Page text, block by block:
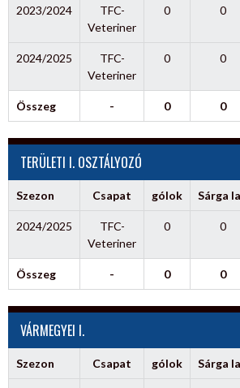
2023/2024
TFC-
Veteriner
0 0
2024/2025
TFC-
Veteriner
0 0
Összeg - 0 0
TERÜLETI I. OSZTÁLYOZÓ
Szezon Csapat gólok Sárga
2024/2025
TFC-
Veteriner
0 0
Összeg - 0 0
VÁRMEGYEI I.
Szezon Csapat gólok Sárga